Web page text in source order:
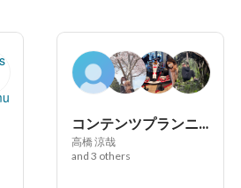
コンテンツプランニング部
高橋 涼哉
and 3 others